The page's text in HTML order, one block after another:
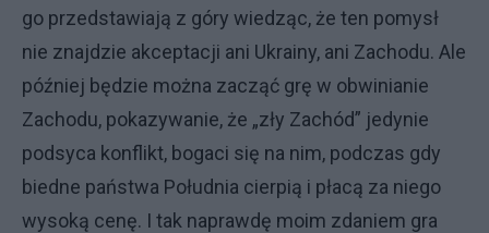
go przedstawiają z góry wiedząc, że ten pomysł
nie znajdzie akceptacji ani Ukrainy, ani Zachodu. Ale
później będzie można zacząć grę w obwinianie
Zachodu, pokazywanie, że „zły Zachód” jedynie
podsyca konflikt, bogaci się na nim, podczas gdy
biedne państwa Południa cierpią i płacą za niego
wysoką cenę. I tak naprawdę moim zdaniem gra